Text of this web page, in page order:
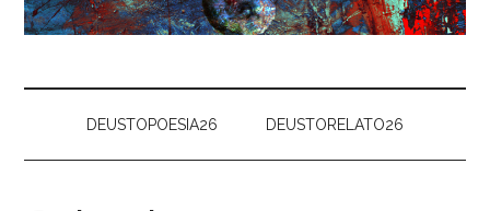
DEUSTOPOESIA26 DEUSTORELATO26